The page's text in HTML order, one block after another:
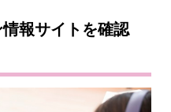
情報サイトを確認